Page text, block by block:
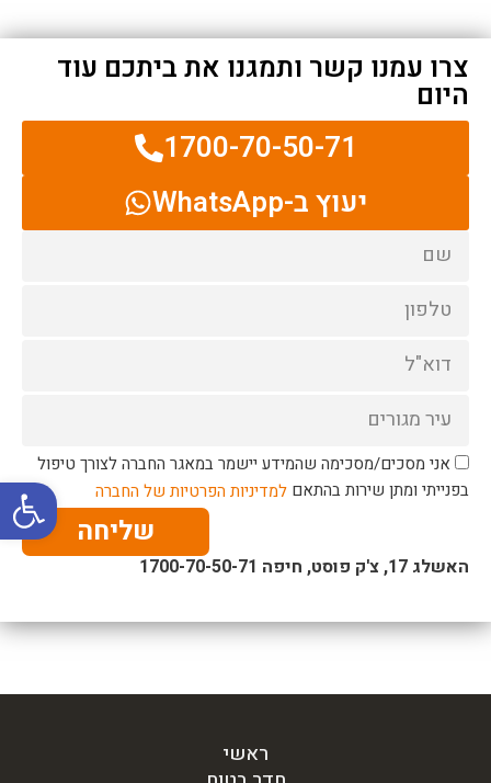
פתח
צרו עמנו קשר ותמגנו את ביתכם עוד
היום
1700-70-50-71
יעוץ ב-WhatsApp
אני מסכים/מסכימה שהמידע יישמר במאגר החברה לצורך טיפול
בפנייתי ומתן שירות בהתאם למדיניות הפרטיות של החברה
שליחה
האשלג 17, צ'ק פוסט, חיפה 1700-70-50-71
ראשי